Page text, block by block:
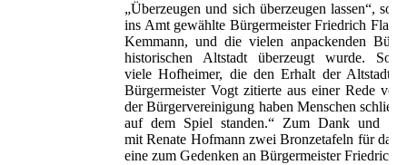
„Überzeugen und sich überzeugen lassen“, so
ins Amt gewählte Bürgermeister Friedrich
Kemmann, und die vielen anpackenden
historischen Altstadt überzeugt wurde. So
viele Hofheimer, die den Erhalt der Altstadt
Bürgermeister Vogt zitierte aus einer Rede
der Bürgervereinigung haben Menschen
auf dem Spiel standen.“ Zum Dank und zur
mit Renate Hofmann zwei Bronzetafeln für das
eine zum Gedenken an Bürgermeister Friedrich